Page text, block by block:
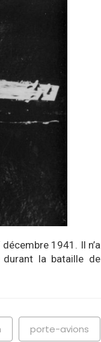
1941. Il n’a
la bataille de
porte-avions